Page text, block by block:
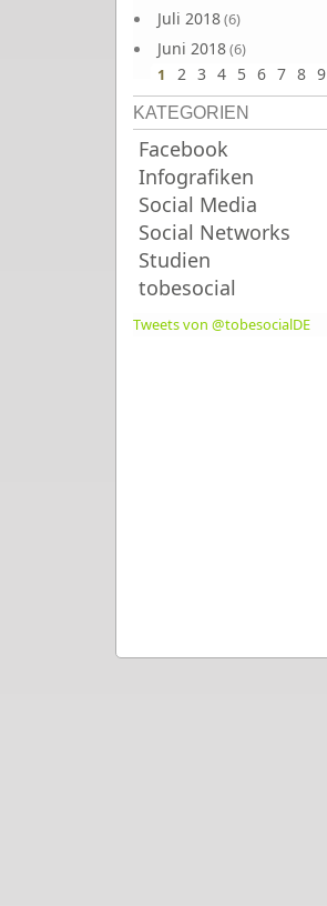
Juli 2018(6)
Juni 2018(6)
1 2 3 4 5 6 7 8 9
KATEGORIEN
Facebook
Infografiken
Social Media
Social Networks
Studien
tobesocial
Tweets von @tobesocialDE